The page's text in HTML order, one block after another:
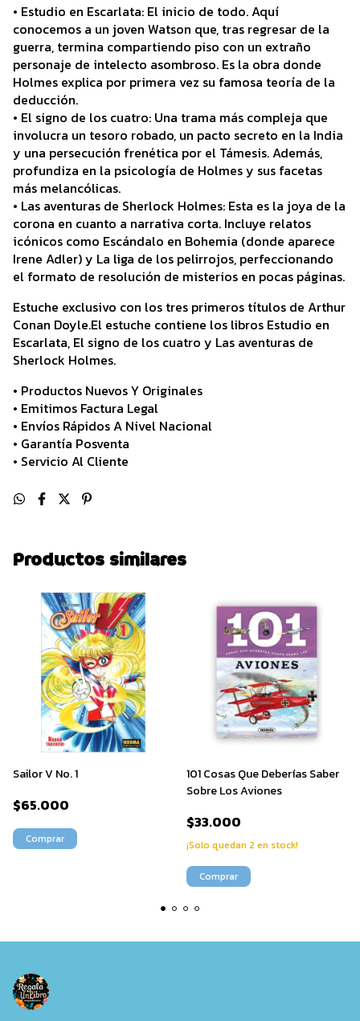
• Estudio en Escarlata: El inicio de todo. Aquí
conocemos a un joven Watson que, tras regresar de la
guerra, termina compartiendo piso con un extraño
personaje de intelecto asombroso. Es la obra donde
Holmes explica por primera vez su famosa teoría de la
deducción.
• El signo de los cuatro: Una trama más compleja que
involucra un tesoro robado, un pacto secreto en la India
y una persecución frenética por el Támesis. Además,
profundiza en la psicología de Holmes y sus facetas
más melancólicas.
• Las aventuras de Sherlock Holmes: Esta es la joya de la
corona en cuanto a narrativa corta. Incluye relatos
icónicos como Escándalo en Bohemia (donde aparece
Irene Adler) y La liga de los pelirrojos, perfeccionando
el formato de resolución de misterios en pocas páginas.
Estuche exclusivo con los tres primeros títulos de Arthur
Conan Doyle.El estuche contiene los libros Estudio en
Escarlata, El signo de los cuatro y Las aventuras de
Sherlock Holmes.
• Productos Nuevos Y Originales
• Emitimos Factura Legal
• Envíos Rápidos A Nivel Nacional
• Garantía Posventa
• Servicio Al Cliente
Productos similares
Sailor V No. 1
$65.000
101 Cosas Que Deberías Saber
Sobre Los Aviones
$33.000
¡Solo quedan 2 en stock!